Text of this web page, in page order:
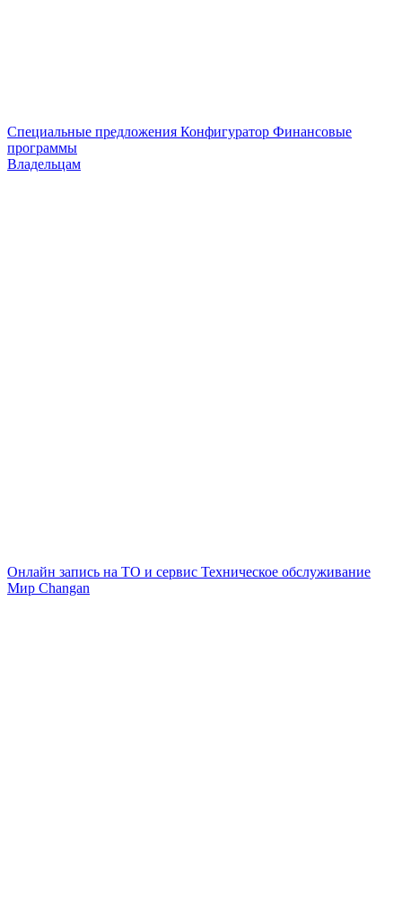
Специальные предложения Конфигуратор Финансовые
программы
Владельцам
Онлайн запись на ТО и сервис Техническое обслуживание
Мир Changan